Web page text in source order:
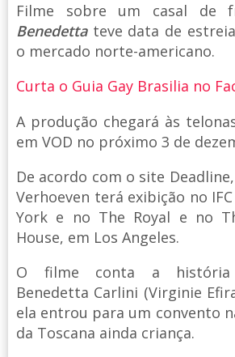
Filme sobre um casal de
Benedettateve data de
o mercado norte-americano.
Curta o Guia Gay Brasilia no
A produção chegará às
em VOD no próximo 3 de
De acordo com o site
Verhoeven terá exibição no
York e no The Royal e no
House, em Los Angeles.
O filme conta a história
Benedetta Carlini (Virginie
ela entrou para um convento
da Toscana ainda criança.